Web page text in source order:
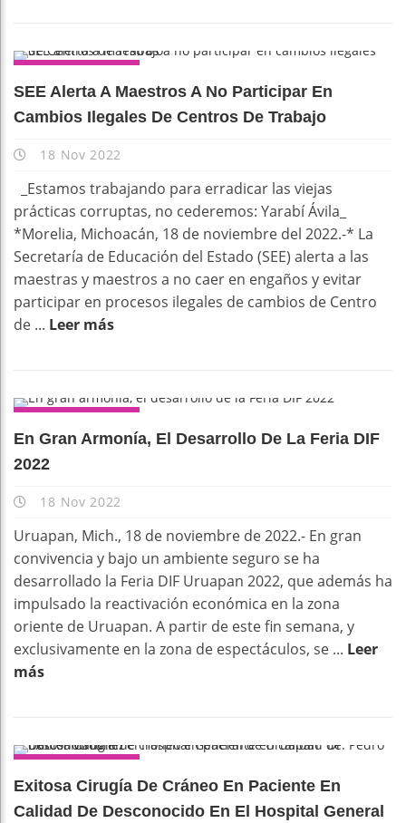
SEE Alerta A Maestros A No Participar En
Cambios Ilegales De Centros De Trabajo
18 Nov 2022
_Estamos trabajando para erradicar las viejas
prácticas corruptas, no cederemos: Yarabí Ávila_
*Morelia, Michoacán, 18 de noviembre del 2022.-* La
Secretaría de Educación del Estado (SEE) alerta a las
maestras y maestros a no caer en engaños y evitar
participar en procesos ilegales de cambios de Centro
de ... Leer más
En Gran Armonía, El Desarrollo De La Feria DIF
2022
18 Nov 2022
Uruapan, Mich., 18 de noviembre de 2022.- En gran
convivencia y bajo un ambiente seguro se ha
desarrollado la Feria DIF Uruapan 2022, que además ha
impulsado la reactivación económica en la zona
oriente de Uruapan. A partir de este fin semana, y
exclusivamente en la zona de espectáculos, se ... Leer
más
Exitosa Cirugía De Cráneo En Paciente En
Calidad De Desconocido En El Hospital General